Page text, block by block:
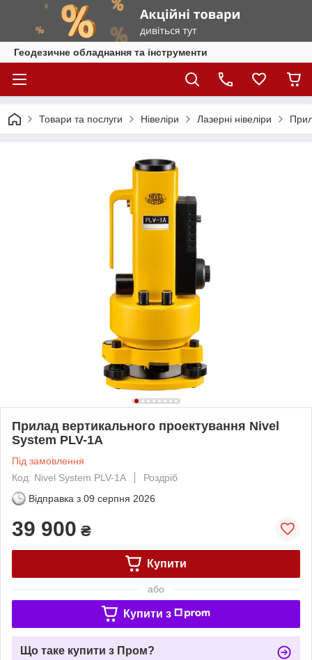
Геодезичне обладнання та інструменти
Товари та послуги Нівеліри Лазерні нівеліри
Прилад вертикального проектування Nivel
System PLV-1A
Під замовлення
Код: Nivel System PLV-1A
Роздріб
Відправка з 09 серпня 2026
39 900 ₴
Купити
або
Купити з
Що таке купити з Пром?